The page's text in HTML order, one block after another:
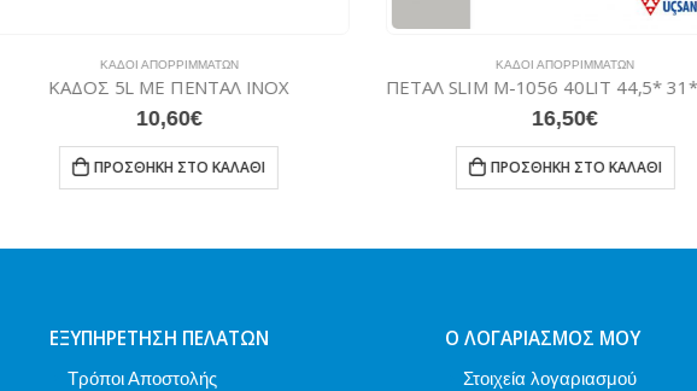
ΚΆΔΟΙ ΑΠΟΡΡΙΜΜΆΤΩΝ
ΠΕΤΑΛ SLIM M-1056 40LIT 44,5* 31* 55,5CM
16,50
ΠΡΟΣΘΉΚΗ ΣΤΟ ΚΑΛΆΘΙ
ΚΆΔΟΙ ΑΠΟΡΡΙΜΜΆΤΩΝ
13,90
ΠΡΟΣΘΉΚΗ ΣΤΟ
ΕΞΥΠΗΡΈΤΗΣΗ ΠΕΛΑΤΏΝ
Τρόποι Αποστολής
Ο ΛΟΓΑΡΙΑΣΜΌΣ ΜΟΥ
Στοιχεία λογαριασμού